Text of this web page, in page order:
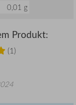
0,01 g
Produkt:
(1)